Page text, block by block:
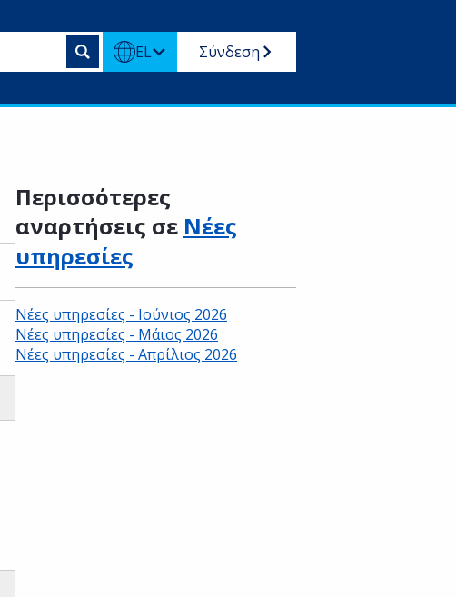
EL Σύνδεση
Περισσότερες
αναρτήσεις σε Νέες
υπηρεσίες
Νέες υπηρεσίες - Ιούνιος 2026
Νέες υπηρεσίες - Μάιος 2026
Νέες υπηρεσίες - Απρίλιος 2026